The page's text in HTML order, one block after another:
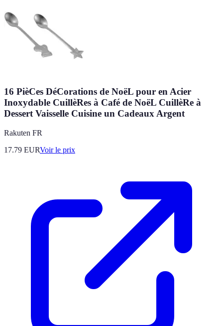
16 PièCes DéCorations de NoëL pour en Acier
Inoxydable CuillèRes à Café de NoëL CuillèRe à
Dessert Vaisselle Cuisine un Cadeaux Argent
Rakuten FR
17.79 EURVoir le prix